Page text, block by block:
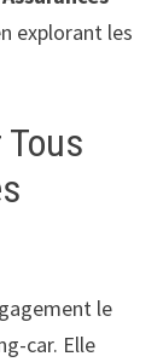
explorant les
le
car. Elle